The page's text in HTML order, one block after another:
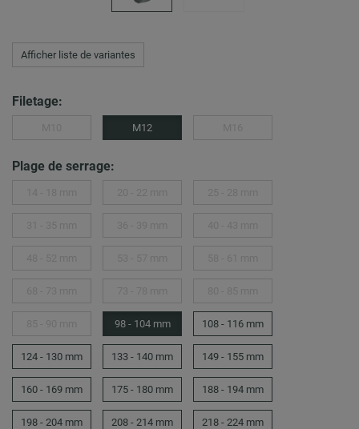
Afficher liste de variantes
Filetage:
M12
Plage de serrage:
98 - 104 mm 108 - 116 mm
124 - 130 mm 133 - 140 mm 149 - 155 mm
160 - 169 mm 175 - 180 mm 188 - 194 mm
198 - 204 mm 208 - 214 mm 218 - 224 mm